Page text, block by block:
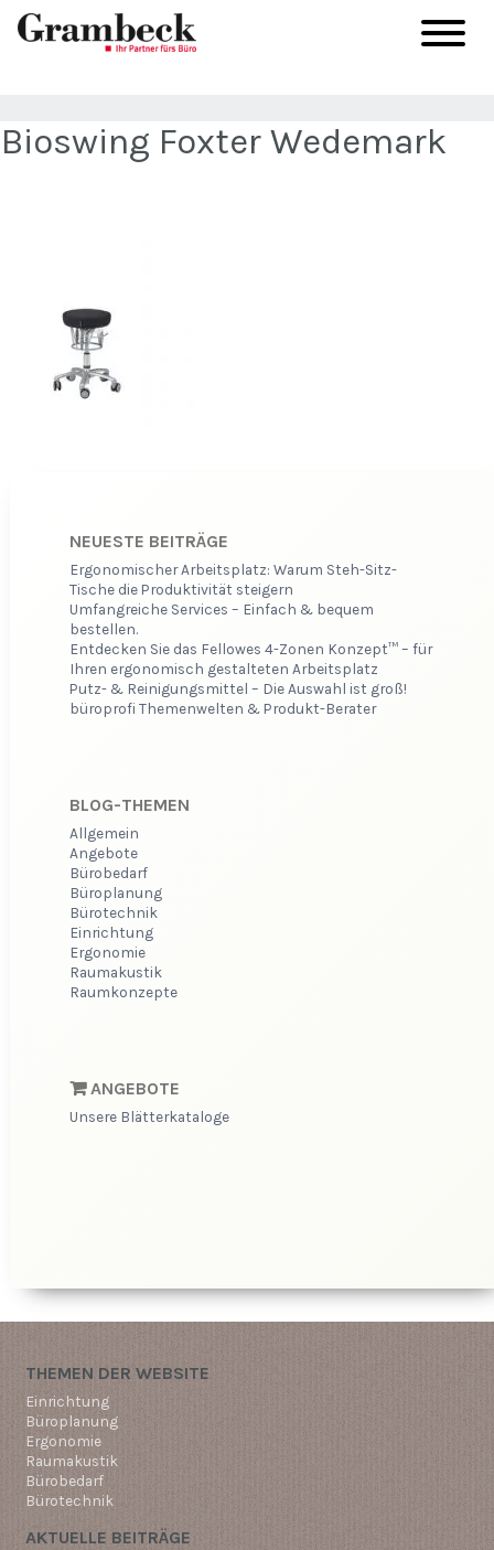
Bioswing Foxter Wedemark
NEUESTE BEITRÄGE
Ergonomischer Arbeitsplatz: Warum Steh-Sitz-
Tische die Produktivität steigern
Umfangreiche Services – Einfach & bequem
bestellen.
Entdecken Sie das Fellowes 4-Zonen Konzept™ – für
Ihren ergonomisch gestalteten Arbeitsplatz
Putz- & Reinigungsmittel – Die Auswahl ist groß!
büroprofi Themenwelten & Produkt-Berater
BLOG-THEMEN
Allgemein
Angebote
Bürobedarf
Büroplanung
Bürotechnik
Einrichtung
Ergonomie
Raumakustik
Raumkonzepte
ANGEBOTE
Unsere Blätterkataloge
THEMEN DER WEBSITE
Einrichtung
Büroplanung
Ergonomie
Raumakustik
Bürobedarf
Bürotechnik
AKTUELLE BEITRÄGE